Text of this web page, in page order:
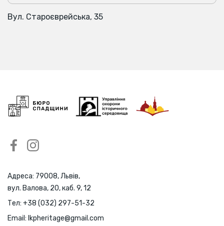
Вул. Староєврейська, 35
Адреса: 79008, Львів,
вул. Валова, 20, каб. 9, 12
Тел: +38 (032) 297-51-32
Email: lkpheritage@gmail.com